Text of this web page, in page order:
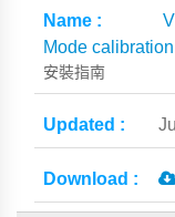
Mode
安裝指南